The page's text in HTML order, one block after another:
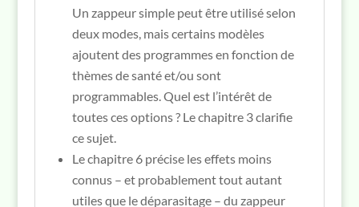
Un zappeur simple peut être utilisé selon
deux modes, mais certains modèles
ajoutent des programmes en fonction de
thèmes de santé et/ou sont
programmables. Quel est l’intérêt de
toutes ces options ? Le chapitre 3 clarifie
ce sujet.
Le chapitre 6 précise les effets moins
connus – et probablement tout autant
utiles que le déparasitage – du zappeur